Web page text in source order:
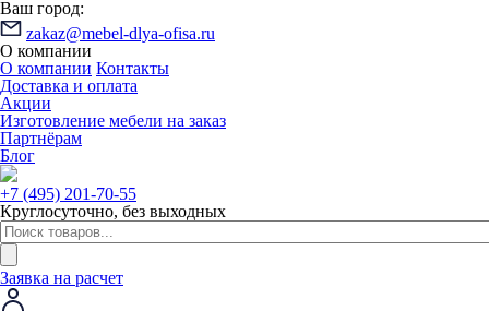
Ваш город:
zakaz@mebel-dlya-ofisa.ru
О компании
О компании Контакты
Доставка и оплата
Акции
Изготовление мебели на заказ
Партнёрам
Блог
+7 (495) 201-70-55
Круглосуточно, без выходных
Заявка на расчет